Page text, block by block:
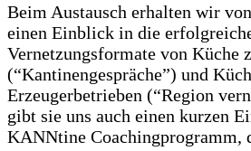
Beim Austausch erhalten wir
einen Einblick in die
Vernetzungsformate von Küche
(“Kantinengespräche”) und
Erzeugerbetrieben (“Region
gibt sie uns auch einen kurzen
KANNtine Coachingprogramm,